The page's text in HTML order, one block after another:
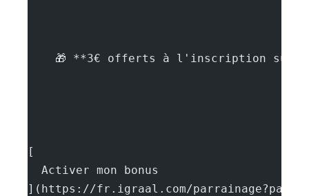
🎁 **3€ offerts à l'inscription sur
[
  Activer mon bonus
](https://fr.igraal.com/